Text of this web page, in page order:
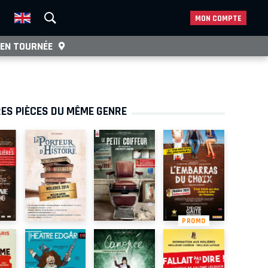
MON COMPTE
EN TOURNÉE
PIÈCES DU MÊME GENRE
PROMO